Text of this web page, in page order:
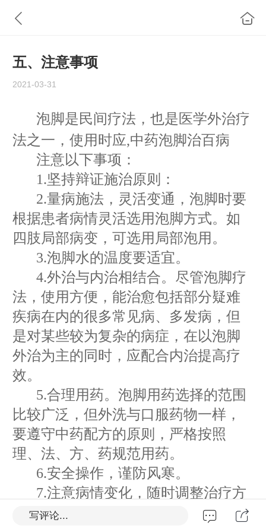
五、注意事项
2021-03-31
泡脚是民间疗法，也是医学外治疗
法之一，使用时应,中药泡脚治百病
注意以下事项：
1.坚持辩证施治原则：
2.量病施法，灵活变通，泡脚时要
根据患者病情灵活选用泡脚方式。如
四肢局部病变，可选用局部泡用。
3.泡脚水的温度要适宜。
4.外治与内治相结合。尽管泡脚疗
法，使用方便，能治愈包括部分疑难
疾病在内的很多常见病、多发病，但
是对某些较为复杂的病症，在以泡脚
外治为主的同时，应配合内治提高疗
效。
5.合理用药。泡脚用药选择的范围
比较广泛，但外洗与口服药物一样，
要遵守中药配方的原则，严格按照
理、法、方、药规范用药。
6.安全操作，谨防风寒。
7.注意病情变化，随时调整治疗方
法。
写评论...